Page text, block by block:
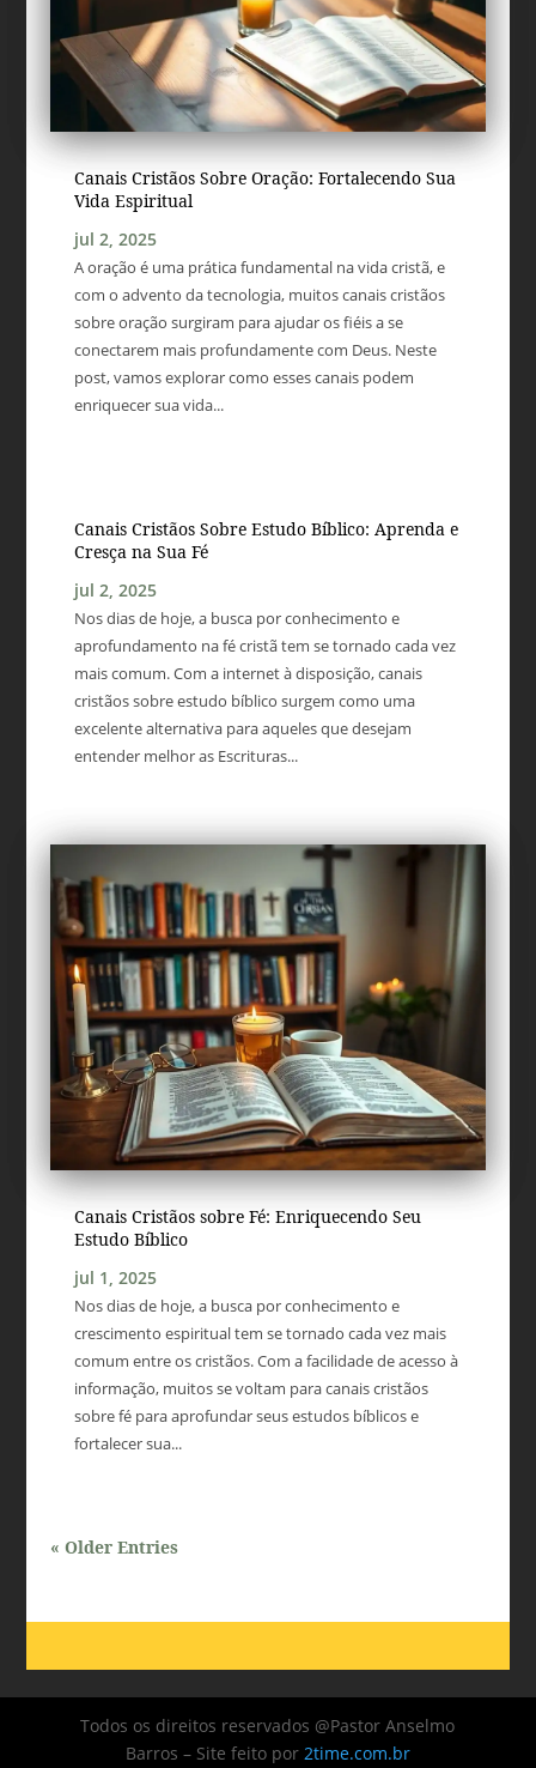
Canais Cristãos Sobre Oração: Fortalecendo Sua
Vida Espiritual
jul 2, 2025
A oração é uma prática fundamental na vida cristã, e
com o advento da tecnologia, muitos canais cristãos
sobre oração surgiram para ajudar os fiéis a se
conectarem mais profundamente com Deus. Neste
post, vamos explorar como esses canais podem
enriquecer sua vida...
Canais Cristãos Sobre Estudo Bíblico: Aprenda e
Cresça na Sua Fé
jul 2, 2025
Nos dias de hoje, a busca por conhecimento e
aprofundamento na fé cristã tem se tornado cada vez
mais comum. Com a internet à disposição, canais
cristãos sobre estudo bíblico surgem como uma
excelente alternativa para aqueles que desejam
entender melhor as Escrituras...
Canais Cristãos sobre Fé: Enriquecendo Seu
Estudo Bíblico
jul 1, 2025
Nos dias de hoje, a busca por conhecimento e
crescimento espiritual tem se tornado cada vez mais
comum entre os cristãos. Com a facilidade de acesso à
informação, muitos se voltam para canais cristãos
sobre fé para aprofundar seus estudos bíblicos e
fortalecer sua...
« Older Entries
Todos os direitos reservados @Pastor Anselmo
Barros – Site feito por 2time.com.br